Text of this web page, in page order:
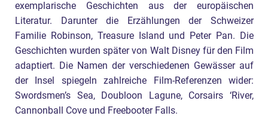
exemplarische Geschichten aus der europäischen
Literatur. Darunter die Erzählungen der Schweizer
Familie Robinson, Treasure Island und Peter Pan. Die
Geschichten wurden später von Walt Disney für den Film
adaptiert. Die Namen der verschiedenen Gewässer auf
der Insel spiegeln zahlreiche Film-Referenzen wider:
Swordsmen’s Sea, Doubloon Lagune, Corsairs ‘River,
Cannonball Cove und Freebooter Falls.